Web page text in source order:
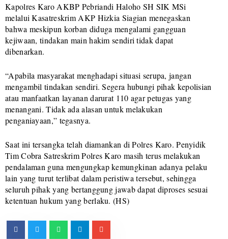
Kapolres Karo AKBP Pebriandi Haloho SH SIK MSi
melalui Kasatreskrim AKP Hizkia Siagian menegaskan
bahwa meskipun korban diduga mengalami gangguan
kejiwaan, tindakan main hakim sendiri tidak dapat
dibenarkan.
“Apabila masyarakat menghadapi situasi serupa, jangan
mengambil tindakan sendiri. Segera hubungi pihak kepolisian
atau manfaatkan layanan darurat 110 agar petugas yang
menangani. Tidak ada alasan untuk melakukan
penganiayaan,” tegasnya.
Saat ini tersangka telah diamankan di Polres Karo. Penyidik
Tim Cobra Satreskrim Polres Karo masih terus melakukan
pendalaman guna mengungkap kemungkinan adanya pelaku
lain yang turut terlibat dalam peristiwa tersebut, sehingga
seluruh pihak yang bertanggung jawab dapat diproses sesuai
ketentuan hukum yang berlaku. (HS)